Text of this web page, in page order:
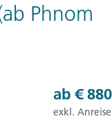
Phnom
ab € 880
exkl. Anreise